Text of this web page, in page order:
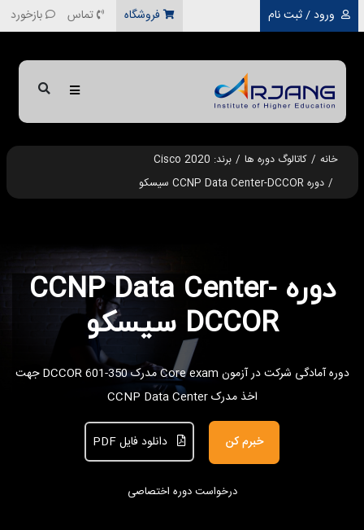
رفتن به محتوای اصلی ورود / ثبت نام فروشگاه تماس بازخورد
خانه کاتالوگ دوره ها
برند: Cisco 2020
دوره CCNP Data Center-DCCOR سیسکو
دوره CCNP Data Center-
DCCOR سیسکو
دوره آمادگی شرکت در آزمون Core exam مدرک 350-601 DCCOR جهت
اخذ مدرک CCNP Data Center
خبرم کن دانلود فایل PDF
درخواست دوره اختصاصی